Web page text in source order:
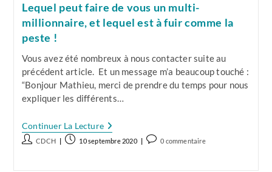
Lequel peut faire de vous un multi-
millionnaire, et lequel est à fuir comme la
peste !
Vous avez été nombreux à nous contacter suite au
précédent article. Et un message m’a beaucoup touché :
“Bonjour Mathieu, merci de prendre du temps pour nous
expliquer les différents…
Continuer La LectureJeux
Du
PMU,
Auteur/autrice
CDCH
Publication
10 septembre 2020
Commentaires
0 commentaire